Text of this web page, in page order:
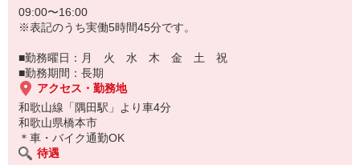
09:00〜16:00
※表記のうち実働5時間45分です。
■勤務曜日：月 火 水 木 金 土 祝
■勤務期間：長期
アクセス・勤務地
和歌山線「隅田駅」より車4分
和歌山県橋本市
＊車・バイク通勤OK
待遇